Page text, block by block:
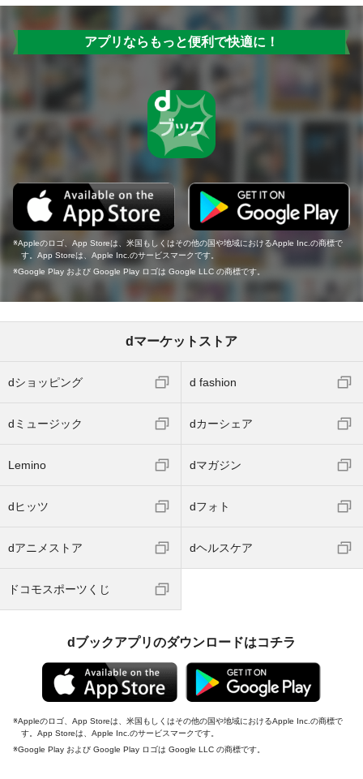
アプリならもっと便利で快適に！
Appleのロゴ、App Storeは、米国もしくはその他の国や地域におけるApple Inc.の商標で
す。App Storeは、Apple Inc.のサービスマークです。
Google Play および Google Play ロゴは Google LLC の商標です。
dマーケットストア
dショッピング d fashion
dミュージック dカーシェア
Lemino dマガジン
dヒッツ dフォト
dアニメストア dヘルスケア
ドコモスポーツくじ
dブックアプリのダウンロードはコチラ
Appleのロゴ、App Storeは、米国もしくはその他の国や地域におけるApple Inc.の商標で
す。App Storeは、Apple Inc.のサービスマークです。
Google Play および Google Play ロゴは Google LLC の商標です。